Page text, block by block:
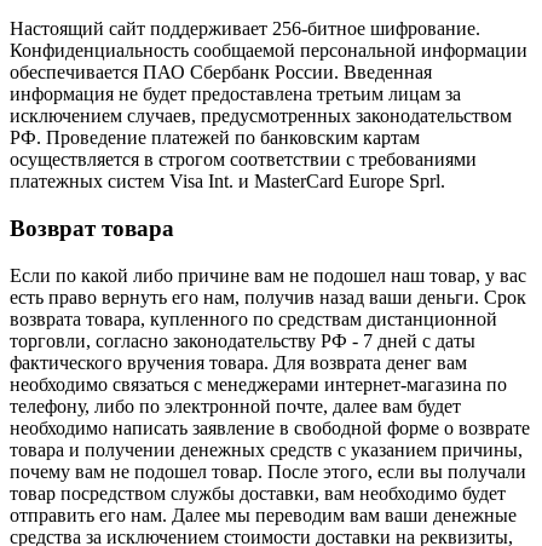
Настоящий сайт поддерживает 256-битное шифрование.
Конфиденциальность сообщаемой персональной информации
обеспечивается ПАО Сбербанк России. Введенная
информация не будет предоставлена третьим лицам за
исключением случаев, предусмотренных законодательством
РФ. Проведение платежей по банковским картам
осуществляется в строгом соответствии с требованиями
платежных систем Visa Int. и MasterCard Europe Sprl.
Возврат товара
Если по какой либо причине вам не подошел наш товар, у вас
есть право вернуть его нам, получив назад ваши деньги. Срок
возврата товара, купленного по средствам дистанционной
торговли, согласно законодательству РФ - 7 дней с даты
фактического вручения товара. Для возврата денег вам
необходимо связаться с менеджерами интернет-магазина по
телефону, либо по электронной почте, далее вам будет
необходимо написать заявление в свободной форме о возврате
товара и получении денежных средств с указанием причины,
почему вам не подошел товар. После этого, если вы получали
товар посредством службы доставки, вам необходимо будет
отправить его нам. Далее мы переводим вам ваши денежные
средства за исключением стоимости доставки на реквизиты,